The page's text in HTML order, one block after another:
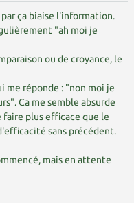
ça biaise l'information.
"ah moi je
ou de croyance, le
me réponde : "non moi je
Ca me semble absurde
plus efficace que le
sans précédent.
mais en attente